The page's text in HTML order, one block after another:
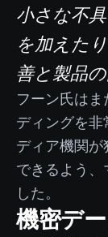
小さな不
を加えた
善と製品
フーン氏は
ディングを非
ディア機関が
できるよう、
した。
機密デ